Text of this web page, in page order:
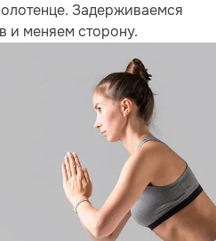
Задерживаемся
и меняем сторону.